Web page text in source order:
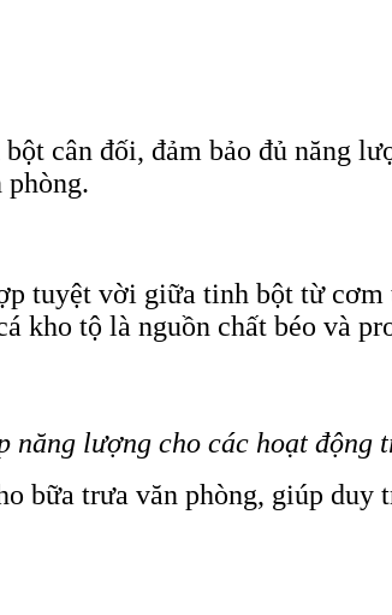
cân đối, đảm bảo đủ năng
tuyệt vời giữa tinh bột từ
kho tộ là nguồn chất béo và
lượng cho các hoạt động
bữa trưa văn phòng, giúp duy